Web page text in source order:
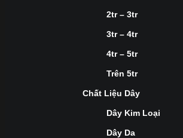
2tr – 3tr
3tr – 4tr
4tr – 5tr
Trên 5tr
Chất Liệu Dây
Dây Kim Loại
Dây Da